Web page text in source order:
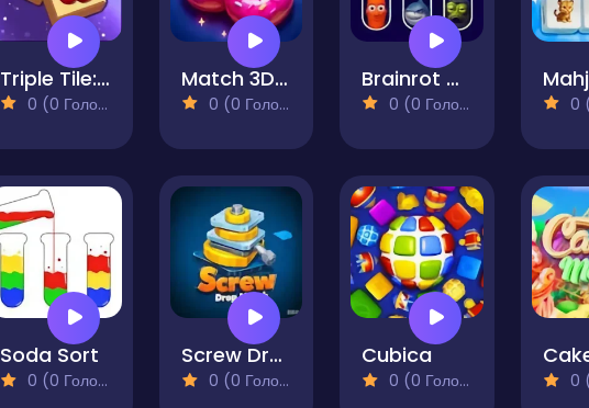
Triple Tile: Fun Match Puzzle 3
0 (0 Голосів)
Match 3D Puzzle Saga
0 (0 Голосів)
Brainrot Mind Puzzle Sort Challenge
0 (0 Голосів) 0
Soda Sort
0 (0 Голосів)
Screw Drop Match
0 (0 Голосів)
Cubica
0 (0 Голосів) 0